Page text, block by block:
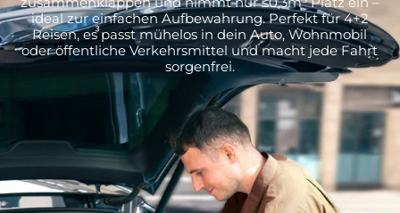
ideal zur einfachen Aufbewahrung. Perfekt für 4+2
Reisen, es passt mühelos in dein Auto, Wohnmobil
oder öffentliche Verkehrsmittel und macht jede Fahrt
sorgenfrei.